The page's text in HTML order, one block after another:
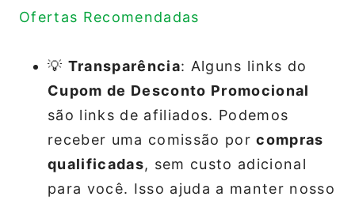
Ofertas Recomendadas
💡 Transparência: Alguns links do
Cupom de Desconto Promocional
são links de afiliados. Podemos
receber uma comissão porcompras
qualificadas, sem custo adicional
para você. Isso ajuda a manter nosso